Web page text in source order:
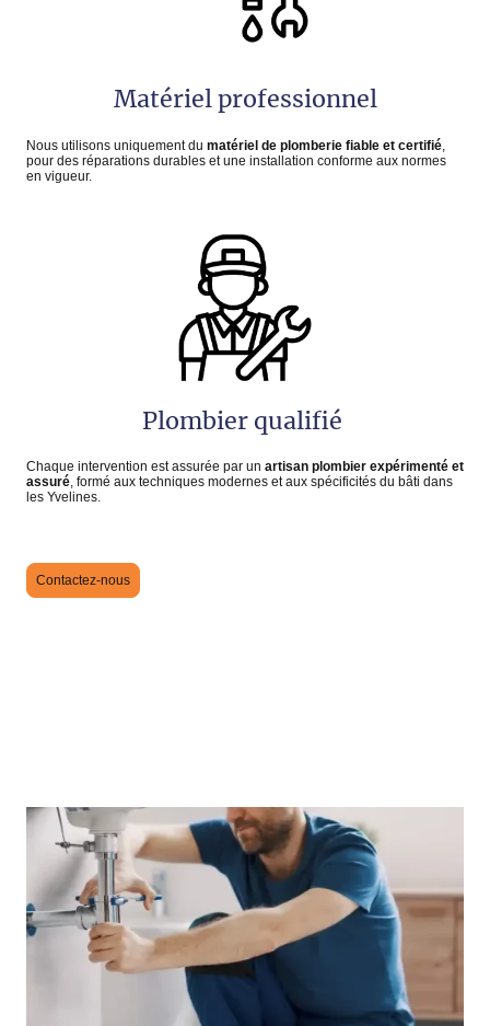
Matériel professionnel
Nous utilisons uniquement du matériel de plomberie fiable et certifié,
pour des réparations durables et une installation conforme aux normes
en vigueur.
Plombier qualifié
Chaque intervention est assurée par un artisan plombier expérimenté et
assuré, formé aux techniques modernes et aux spécificités du bâti dans
les Yvelines.
Contactez-nous